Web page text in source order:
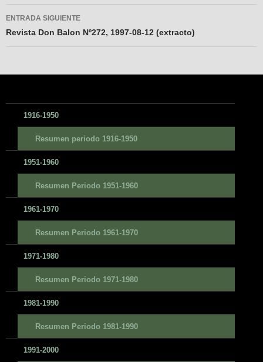
entradas
ENTRADA SIGUIENTE
Revista Don Balon Nº272, 1997-08-12 (extracto)
1916-1950
Resumen periodo 1916-1950
1951-1960
Resumen Periodo 1951-1960
1961-1970
Resumen Periodo 1961-1970
1971-1980
Resumen Periodo 1971-1980
1981-1990
Resumen Periodo 1981-1990
1991-2000